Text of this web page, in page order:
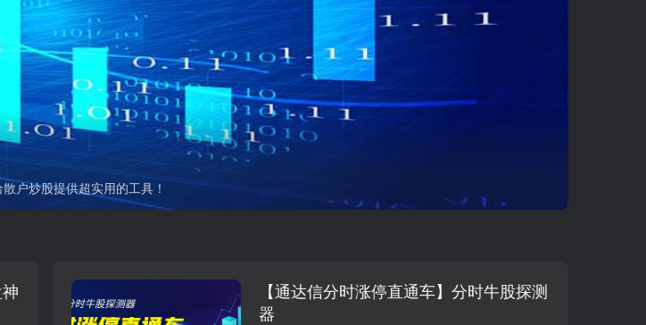
户炒股提供超实用的工具！
【通达信分时涨停直通车】分时牛股探测
器